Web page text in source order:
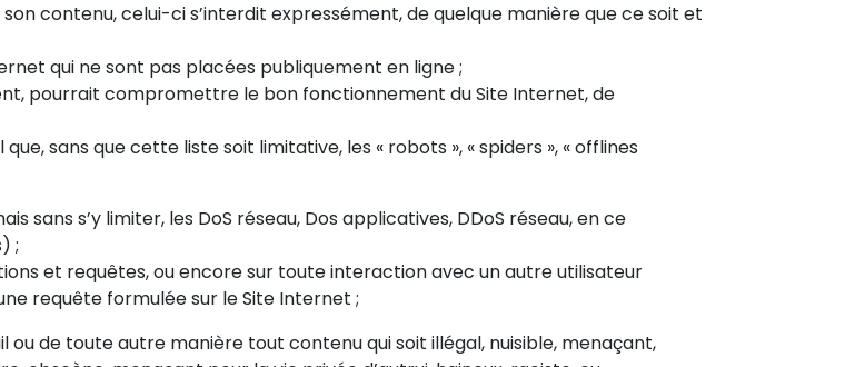
contenu, celui-ci s’interdit expressément, de quelque manière que ce soit et
qui ne sont pas placées publiquement en ligne ;
pourrait compromettre le bon fonctionnement du Site Internet, de
sans que cette liste soit limitative, les « robots », « spiders », « offlines
sans s’y limiter, les DoS réseau, Dos applicatives, DDoS réseau, en ce
;
et requêtes, ou encore sur toute interaction avec un autre utilisateur
requête formulée sur le Site Internet ;
de toute autre manière tout contenu qui soit illégal, nuisible, menaçant,